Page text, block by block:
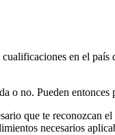
en el
o no. Pueden entonces
que te reconozcan
necesarios